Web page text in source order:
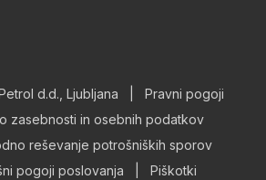
d.d., Ljubljana
Pravni pogoji
zasebnosti in osebnih podatkov
reševanje potrošniških sporov
pogoji poslovanja Piškotki